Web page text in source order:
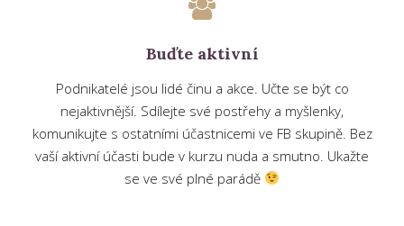
Buďte aktivní
Podnikatelé jsou lidé činu a akce. Učte se být co
nejaktivnější. Sdílejte své postřehy a myšlenky,
komunikujte s ostatními účastnicemi ve FB skupině. Bez
vaší aktivní účasti bude v kurzu nuda a smutno. Ukažte
se ve své plné parádě